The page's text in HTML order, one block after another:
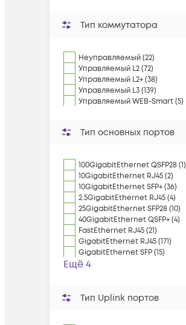
Тип коммутатора
Неуправляемый (22)
Управляемый L2 (72)
Управляемый L2+ (38)
Управляемый L3 (139)
Управляемый WEB-Smart (5)
Тип основных портов
100GigabitEthernet QSFP28 (1)
10GigabitEthernet RJ45 (2)
10GigabitEthernet SFP+ (36)
2.5GigabitEthernet RJ45 (4)
25GigabitEthernet SFP28 (10)
40GigabitEthernet QSFP+ (4)
FastEthernet RJ45 (21)
GigabitEthernet RJ45 (171)
GigabitEthernet SFP (15)
Ещё 4
Тип Uplink портов